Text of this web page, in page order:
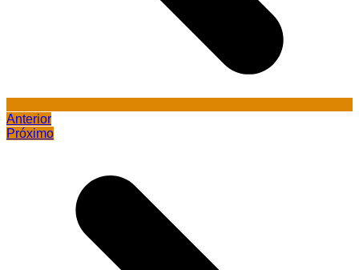
Anterior
Próximo